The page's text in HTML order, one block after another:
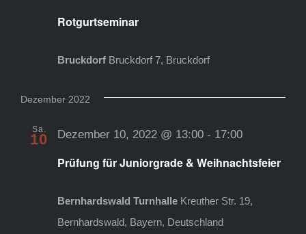
Rotgurtseminar
Bruckdorf Bruckdorf 7, Bruckdorf
Dezember 2022
Sa.
10
Prüfung für Juniorgrade & Weihnachtsfeier
Dezember 10, 2022 @ 13:00 - 17:00
Bernhardswald Turnhalle Kreuther Str. 19,
Bernhardswald, Bayern, Deutschland